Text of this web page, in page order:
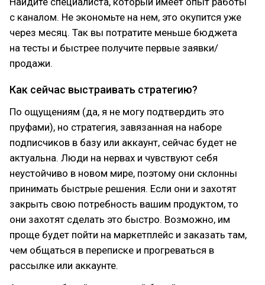
с каналом. Не экономьте на нем, это окупится уже
через месяц. Так вы потратите меньше бюджета
на тесты и быстрее получите первые заявки/
продажи.
Как сейчас выстраивать стратегию?
По ощущениям (да, я не могу подтвердить это
пруфами), но стратегия, завязанная на наборе
подписчиков в базу или аккаунт, сейчас будет не
актуальна. Люди на нервах и чувствуют себя
неустойчиво в новом мире, поэтому они склонны
принимать быстрые решения. Если они и захотят
закрыть свою потребность вашим продуктом, то
они захотят сделать это быстро. Возможно, им
проще будет пойти на маркетплейс и заказать там,
чем общаться в переписке и прогреваться в
рассылке или аккаунте.